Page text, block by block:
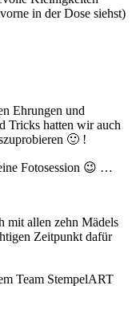
in der Dose siehst)
Ehrungen und
Tricks hatten wir auch
🙂 !
Fotosession 😉 …
mit allen zehn Mädels
Zeitpunkt dafür
Team StempelART